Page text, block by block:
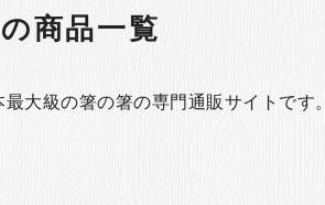
の商品一覧
大級の箸の箸の専門通販サイトです。